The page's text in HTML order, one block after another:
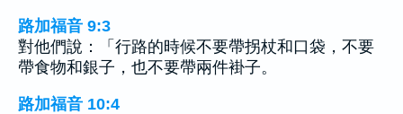
路加福音 9:3
對他們說：「行路的時候不要帶拐杖和口袋，不要
帶食物和銀子，也不要帶兩件褂子。
路加福音 10:4